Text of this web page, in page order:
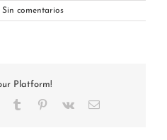
Sin comentarios
Platform!
WhatsApp
Tumblr Pinterest
Vk
Correo